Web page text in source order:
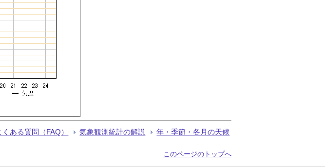
くある質問（FAQ） 気象観測統計の解説 年・季節・各月の天候
このページのトップへ